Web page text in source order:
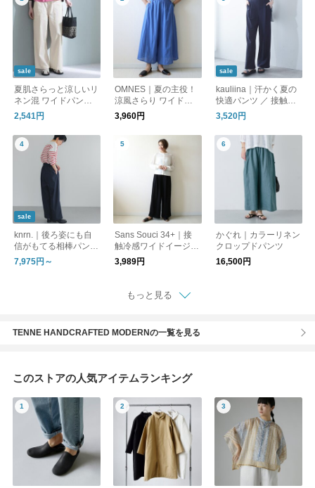
sale
夏肌さらっと涼しいリ
ネン混 ワイドパンツ /
洗える コットンリネ
ン ベイカーワイドパ
ンツ
2,541円
OMNES｜夏の主役！
涼風さらり ワイドパ
ンツ
3,960円
sale
kauliina｜汗かく夏の
快適パンツ ／ 接触冷
感 持続消臭 UVカット
スピードクリーン リ
ラックスシルエットパ
ンツ
3,520円
sale
knrn.｜後ろ姿にも自
信がもてる相棒パンツ
【インスタライブ紹
介】
7,975円～
Sans Souci 34+｜接
触冷感ワイドイージー
パンツ スリット入り
3,989円
かぐれ｜カラーリネン
クロップドパンツ
16,500円
もっと見る
TENNE HANDCRAFTED MODERNの一覧を見る
このストアの人気アイテムランキング